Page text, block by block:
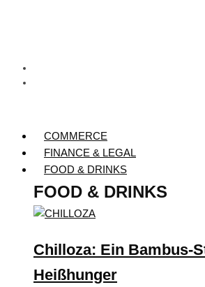
COMMERCE
FINANCE & LEGAL
FOOD & DRINKS
FOOD & DRINKS
Chilloza: Ein Bambus-
Heißhunger